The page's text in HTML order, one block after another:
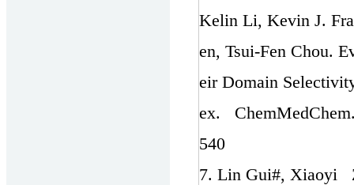
Kelin Li, Kevin J.
en, Tsui-Fen Chou.
eir Domain
ex.
540
7. Lin Gui#, Xiaoyi